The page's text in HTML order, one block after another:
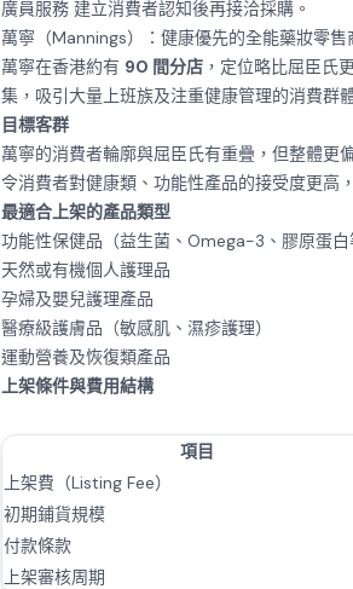
廣員服務 建立消費者認知後再接洽採購。
萬寧（Mannings）：健康優先的全能藥妝零售
萬寧在香港約有 90 間分店 ，定位略比屈臣氏
集，吸引大量上班族及注重健康管理的消費群
目標客群
萬寧的消費者輪廓與屈臣氏有重疊，但整體更
令消費者對健康類、功能性產品的接受度更高
最適合上架的產品類型
功能性保健品（益生菌、Omega-3、膠原蛋白
天然或有機個人護理品
孕婦及嬰兒護理產品
醫療級護膚品（敏感肌、濕疹護理）
運動營養及恢復類產品
上架條件與費用結構
項目
上架費（Listing Fee）
初期鋪貨規模
付款條款
上架審核周期